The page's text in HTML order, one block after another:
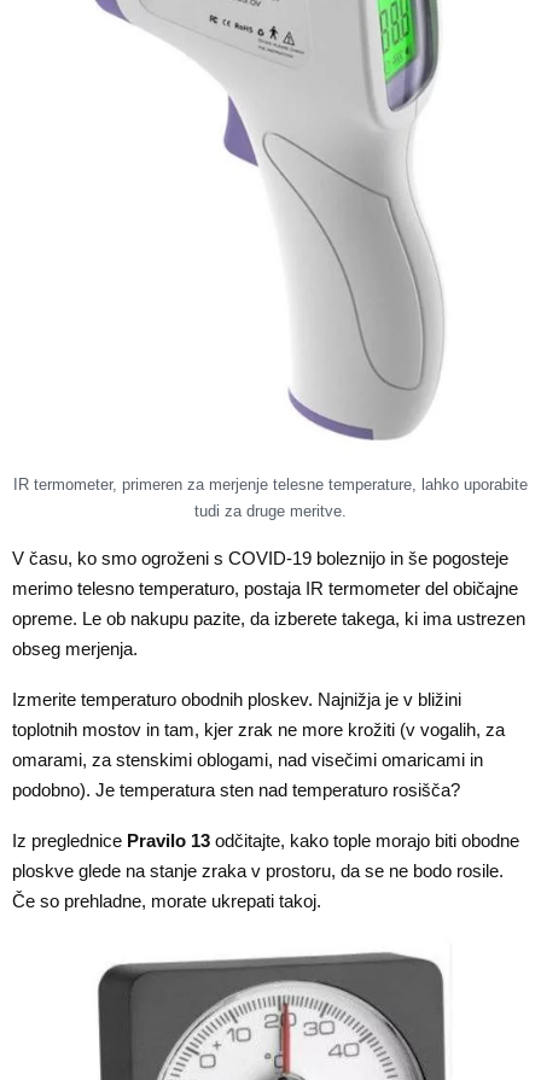
IR termometer, primeren za merjenje telesne temperature, lahko uporabite
tudi za druge meritve.
V času, ko smo ogroženi s COVID-19 boleznijo in še pogosteje
merimo telesno temperaturo, postaja IR termometer del običajne
opreme. Le ob nakupu pazite, da izberete takega, ki ima ustrezen
obseg merjenja.
Izmerite temperaturo obodnih ploskev. Najnižja je v bližini
toplotnih mostov in tam, kjer zrak ne more krožiti (v vogalih, za
omarami, za stenskimi oblogami, nad visečimi omaricami in
podobno). Je temperatura sten nad temperaturo rosišča?
Iz preglednice Pravilo 13 odčitajte, kako tople morajo biti obodne
ploskve glede na stanje zraka v prostoru, da se ne bodo rosile.
Če so prehladne, morate ukrepati takoj.